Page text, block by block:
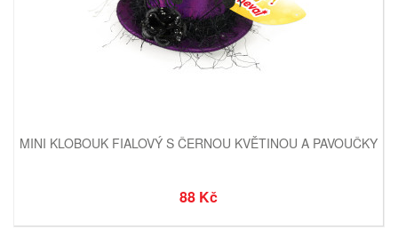
MINI KLOBOUK FIALOVÝ S ČERNOU KVĚTINOU A PAVOUČKY
88 Kč